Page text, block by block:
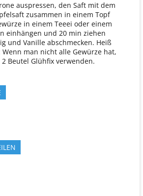
auspressen, den Saft mit dem
zusammen in einem Topf
in einem Teeei oder einem
einhängen und 20 min ziehen
und Vanille abschmecken. Heiß
man nicht alle Gewürze hat,
Beutel Glühfix verwenden.